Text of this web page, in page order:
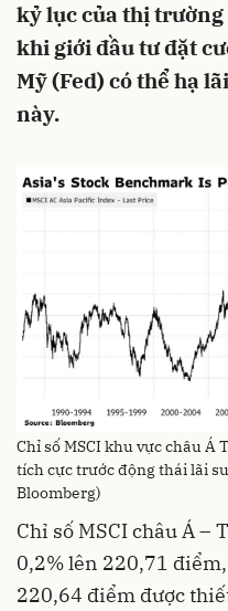
kỷ lục của thị
khi giới đầu tư đặt
Mỹ (Fed) có thể hạ
này.
Chỉ số MSCI khu vực châu
tích cực trước động thái lãi
Bloomberg)
Chỉ số MSCI châu Á –
0,2% lên 220,71
220,64 điểm được